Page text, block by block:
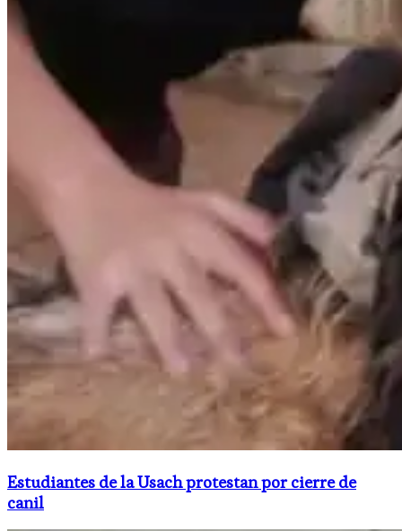
Estudiantes de la Usach protestan por cierre de
canil